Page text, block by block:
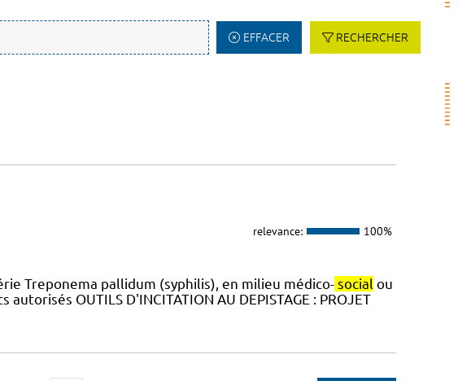
EFFACER RECHERCHER
relevance: 100%
Treponema pallidum (syphilis), en milieu médico- social ou
OUTILS D'INCITATION AU DEPISTAGE : PROJET